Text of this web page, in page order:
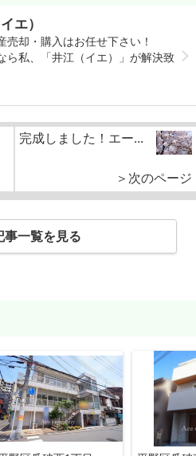
エ）
売却・購入はお任せ下さい！
ら私、「井江（イエ）」が解決致
完成しました！エー...
＞次のページ
事一覧を見る